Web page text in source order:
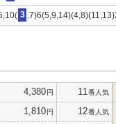
3
4,380円 11 番人気
1,810円 12番人気